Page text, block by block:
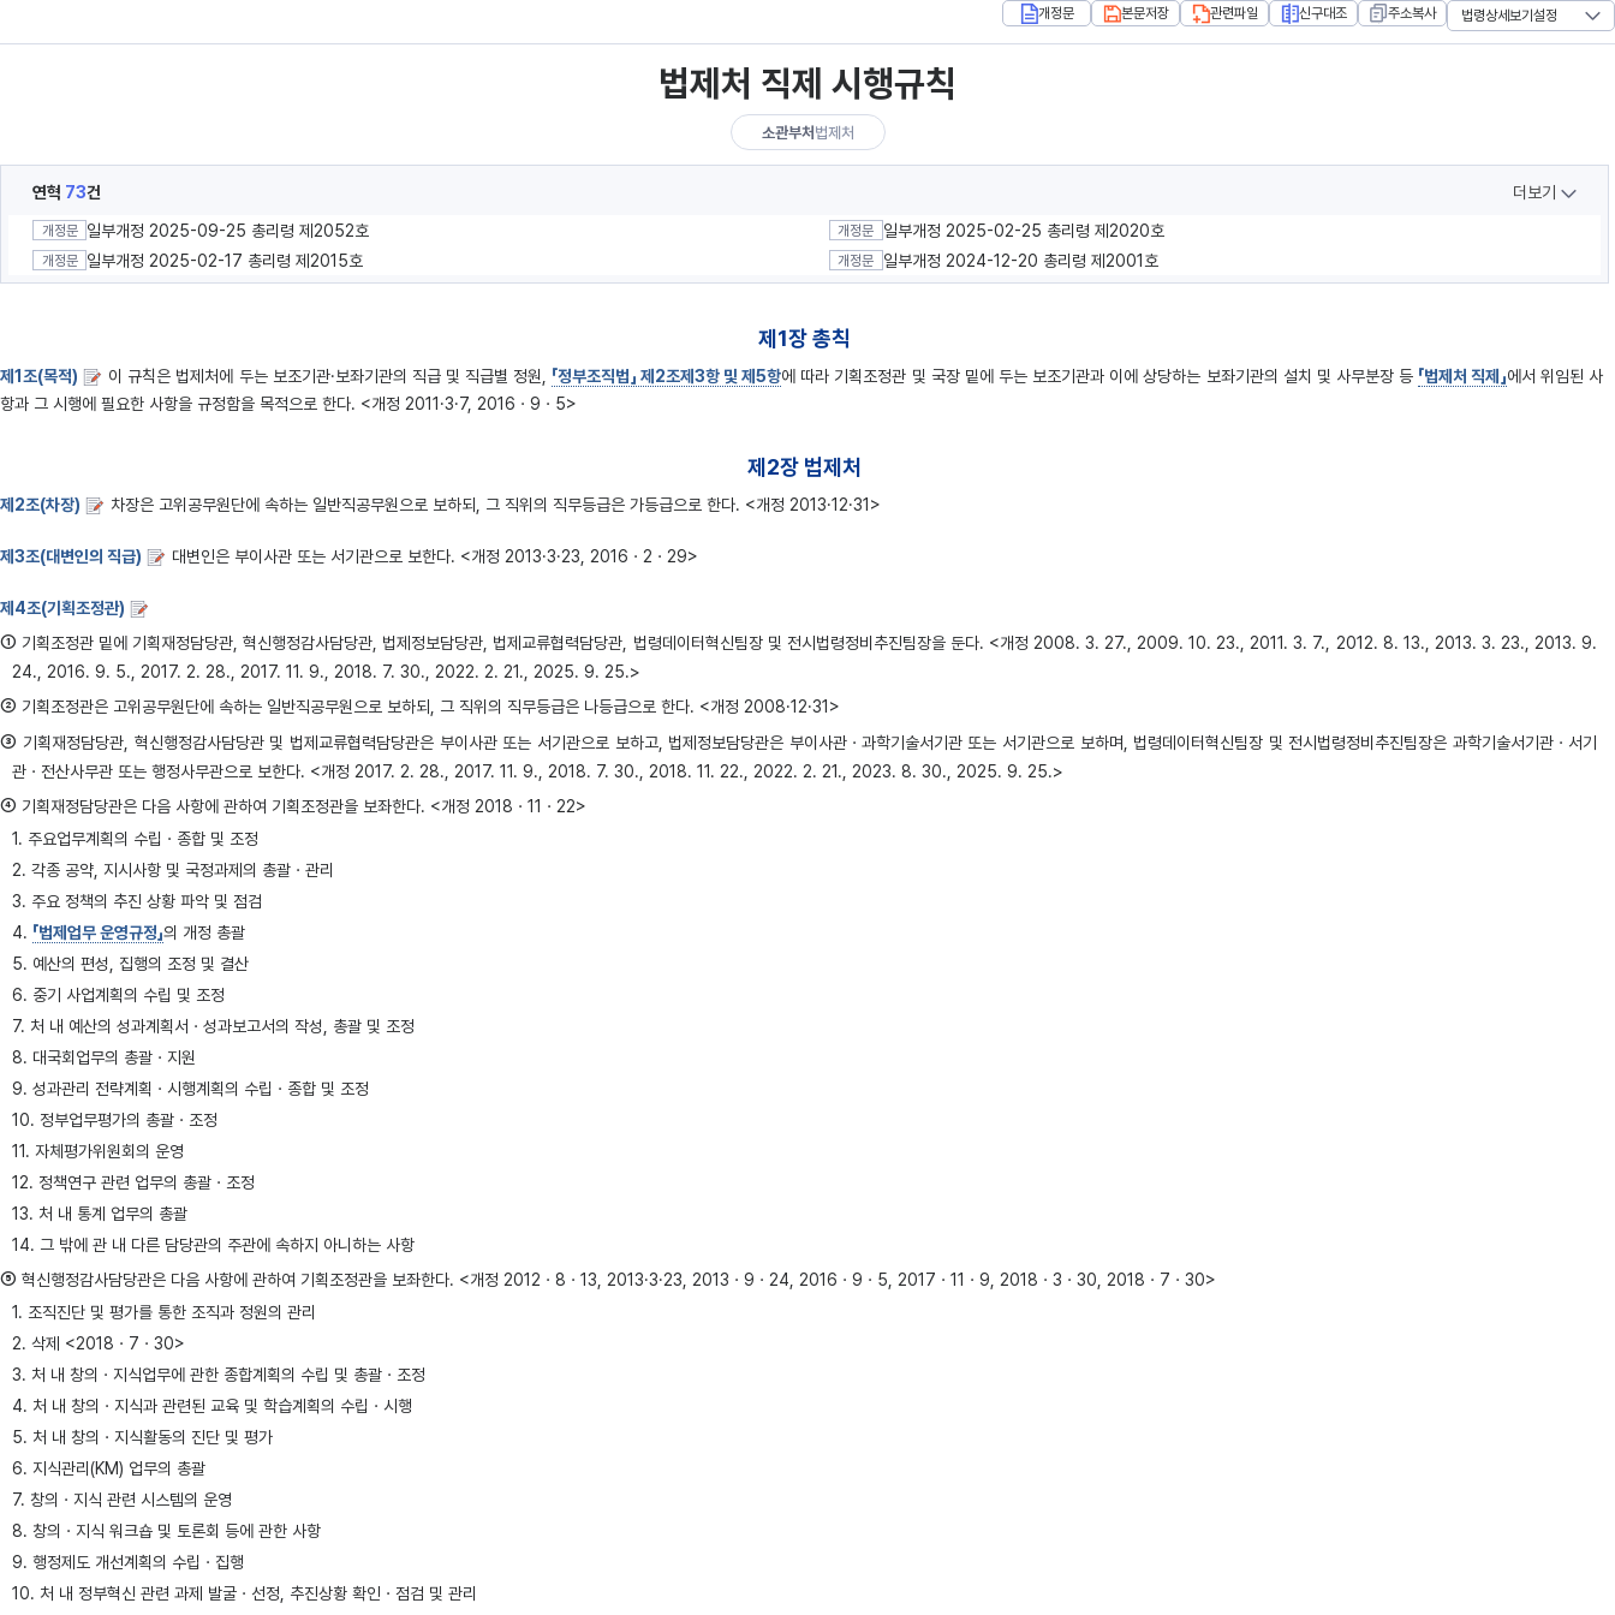
개정문 본문저장 관련파일 신구대조 주소복사 법령상세보기설정
법제처 직제 시행규칙
소관부처법제처
연혁 73건 더보기
개정문 일부개정 2025-09-25 총리령 제2052호 개정문 일부개정 2025-02-25 총리령 제2020호
개정문 일부개정 2025-02-17 총리령 제2015호 개정문 일부개정 2024-12-20 총리령 제2001호
제1장 총칙
제1조(목적) 이 규칙은 법제처에 두는 보조기관·보좌기관의 직급 및 직급별 정원, 「정부조직법」 제2조제3항 및 제5항에 따라 기획조정관 및 국장 밑에 두는 보조기관과 이에 상당하는 보좌기관의 설치 및 사무분장 등 「법제처 직제」에서 위임된 사
항과 그 시행에 필요한 사항을 규정함을 목적으로 한다. <개정 2011·3·7, 2016ㆍ9ㆍ5>
제2장 법제처
제2조(차장) 차장은 고위공무원단에 속하는 일반직공무원으로 보하되, 그 직위의 직무등급은 가등급으로 한다. <개정 2013·12·31>
제3조(대변인의 직급) 대변인은 부이사관 또는 서기관으로 보한다. <개정 2013·3·23, 2016ㆍ2ㆍ29>
제4조(기획조정관)
① 기획조정관 밑에 기획재정담당관, 혁신행정감사담당관, 법제정보담당관, 법제교류협력담당관, 법령데이터혁신팀장 및 전시법령정비추진팀장을 둔다. <개정 2008. 3. 27., 2009. 10. 23., 2011. 3. 7., 2012. 8. 13., 2013. 3. 23., 2013. 9.
24., 2016. 9. 5., 2017. 2. 28., 2017. 11. 9., 2018. 7. 30., 2022. 2. 21., 2025. 9. 25.>
② 기획조정관은 고위공무원단에 속하는 일반직공무원으로 보하되, 그 직위의 직무등급은 나등급으로 한다. <개정 2008·12·31>
③ 기획재정담당관, 혁신행정감사담당관 및 법제교류협력담당관은 부이사관 또는 서기관으로 보하고, 법제정보담당관은 부이사관ㆍ과학기술서기관 또는 서기관으로 보하며, 법령데이터혁신팀장 및 전시법령정비추진팀장은 과학기술서기관ㆍ서기
관ㆍ전산사무관 또는 행정사무관으로 보한다. <개정 2017. 2. 28., 2017. 11. 9., 2018. 7. 30., 2018. 11. 22., 2022. 2. 21., 2023. 8. 30., 2025. 9. 25.>
④ 기획재정담당관은 다음 사항에 관하여 기획조정관을 보좌한다. <개정 2018ㆍ11ㆍ22>
1. 주요업무계획의 수립ㆍ종합 및 조정
2. 각종 공약, 지시사항 및 국정과제의 총괄ㆍ관리
3. 주요 정책의 추진 상황 파악 및 점검
4. 「법제업무 운영규정」의 개정 총괄
5. 예산의 편성, 집행의 조정 및 결산
6. 중기 사업계획의 수립 및 조정
7. 처 내 예산의 성과계획서ㆍ성과보고서의 작성, 총괄 및 조정
8. 대국회업무의 총괄ㆍ지원
9. 성과관리 전략계획ㆍ시행계획의 수립ㆍ종합 및 조정
10. 정부업무평가의 총괄ㆍ조정
11. 자체평가위원회의 운영
12. 정책연구 관련 업무의 총괄ㆍ조정
13. 처 내 통계 업무의 총괄
14. 그 밖에 관 내 다른 담당관의 주관에 속하지 아니하는 사항
⑤ 혁신행정감사담당관은 다음 사항에 관하여 기획조정관을 보좌한다. <개정 2012ㆍ8ㆍ13, 2013·3·23, 2013ㆍ9ㆍ24, 2016ㆍ9ㆍ5, 2017ㆍ11ㆍ9, 2018ㆍ3ㆍ30, 2018ㆍ7ㆍ30>
1. 조직진단 및 평가를 통한 조직과 정원의 관리
2. 삭제 <2018ㆍ7ㆍ30>
3. 처 내 창의ㆍ지식업무에 관한 종합계획의 수립 및 총괄ㆍ조정
4. 처 내 창의ㆍ지식과 관련된 교육 및 학습계획의 수립ㆍ시행
5. 처 내 창의ㆍ지식활동의 진단 및 평가
6. 지식관리(KM) 업무의 총괄
7. 창의ㆍ지식 관련 시스템의 운영
8. 창의ㆍ지식 워크숍 및 토론회 등에 관한 사항
9. 행정제도 개선계획의 수립ㆍ집행
10. 처 내 정부혁신 관련 과제 발굴ㆍ선정, 추진상황 확인ㆍ점검 및 관리